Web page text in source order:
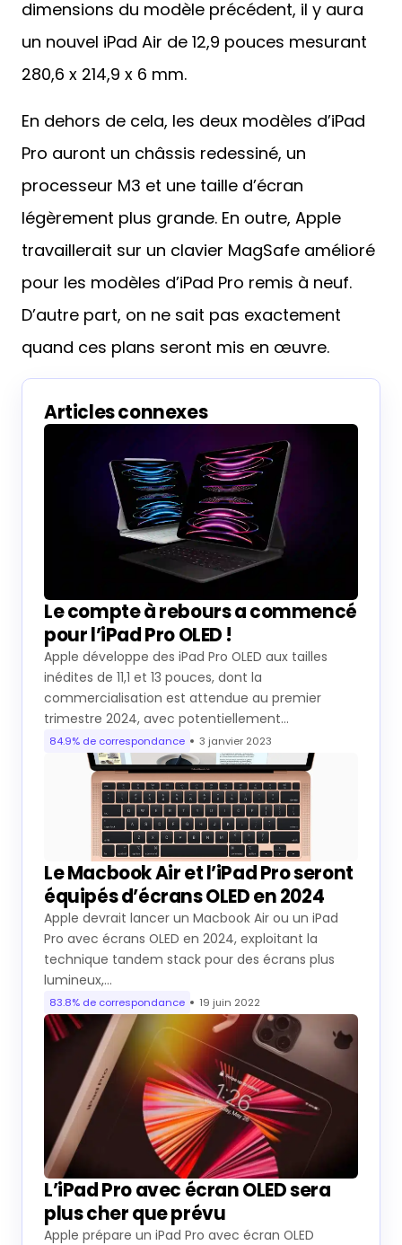
dimensions du modèle précédent, il y aura
un nouvel iPad Air de 12,9 pouces mesurant
280,6 x 214,9 x 6 mm.
En dehors de cela, les deux modèles d’iPad
Pro auront un châssis redessiné, un
processeur M3 et une taille d’écran
légèrement plus grande. En outre, Apple
travaillerait sur un clavier MagSafe amélioré
pour les modèles d’iPad Pro remis à neuf.
D’autre part, on ne sait pas exactement
quand ces plans seront mis en œuvre.
Articles connexes
Le compte à rebours a commencé
pour l’iPad Pro OLED !
Apple développe des iPad Pro OLED aux tailles
inédites de 11,1 et 13 pouces, dont la
commercialisation est attendue au premier
trimestre 2024, avec potentiellement…
84.9% de correspondance 3 janvier 2023
Le Macbook Air et l’iPad Pro seront
équipés d’écrans OLED en 2024
Apple devrait lancer un Macbook Air ou un iPad
Pro avec écrans OLED en 2024, exploitant la
technique tandem stack pour des écrans plus
lumineux,…
83.8% de correspondance 19 juin 2022
L’iPad Pro avec écran OLED sera
plus cher que prévu
Apple prépare un iPad Pro avec écran OLED